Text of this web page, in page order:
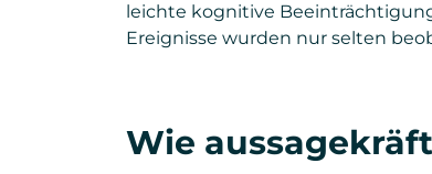
leichte kognitive
Ereignisse wurden nur selten
Wie